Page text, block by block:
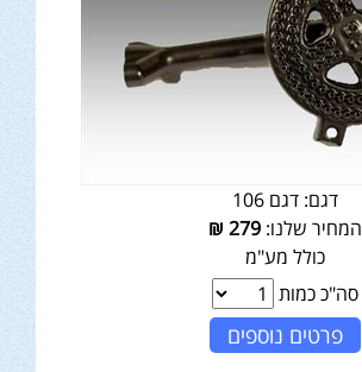
דגם: דגם 106
המחיר שלנו:279
₪
כולל מע"מ
סה"כ כמות
פרטים נוספים